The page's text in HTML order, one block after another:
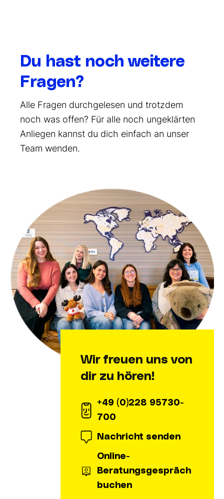
Du hast noch weitere
Fragen?
Alle Fragen durchgelesen und trotzdem
noch was offen? Für alle noch ungeklärten
Anliegen kannst du dich einfach an unser
Team wenden.
Wir freuen uns von
dir zu hören!
+49 (0)228 95730-
700
Nachricht senden
Online-
Beratungsgespräch
buchen